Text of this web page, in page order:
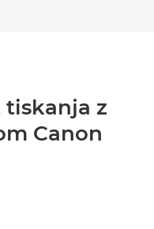
tiskanja z
Canon